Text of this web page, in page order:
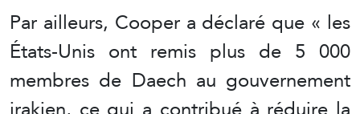
Par ailleurs, Cooper a déclaré que « les
États-Unis ont remis plus de 5 000
membres de Daech au gouvernement